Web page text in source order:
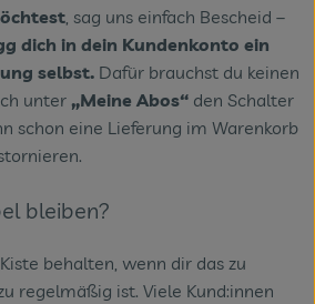
, sag uns einfach Bescheid –
dich in dein Kundenkonto ein
selbst. Dafür brauchst du keinen
unter„Meine Abos“ den Schalter
schon eine Lieferung im Warenkorb
bleiben?
behalten, wenn dir das zu
regelmäßig ist. Viele Kund:innen